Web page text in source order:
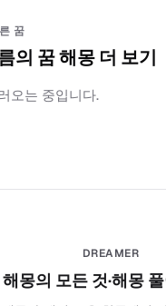
꿈
의 꿈 해몽 더 보기
오는 중입니다.
DREAMER
해몽의 모든 것·해몽